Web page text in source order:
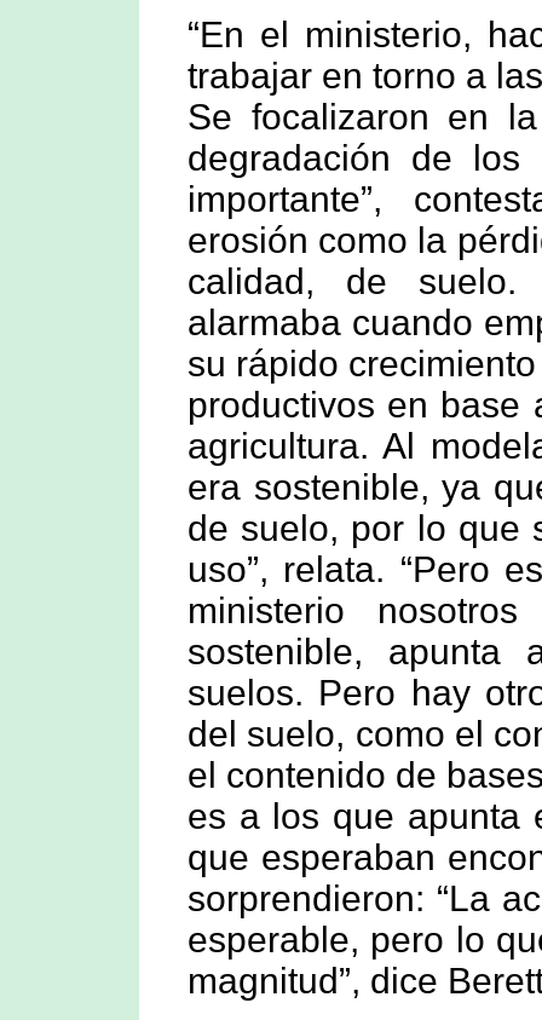
“En el ministerio,
trabajar en torno a
Se focalizaron en
degradación de
importante”,
erosión como la
calidad, de
alarmaba cuando
su rápido
productivos en base
agricultura. Al
era sostenible, ya
de suelo, por lo que
uso”, relata. “Pero
ministerio
sostenible,
suelos. Pero hay
del suelo, como el
el contenido de
es a los que apunta
que esperaban
sorprendieron: “La
esperable, pero lo
magnitud”, dice